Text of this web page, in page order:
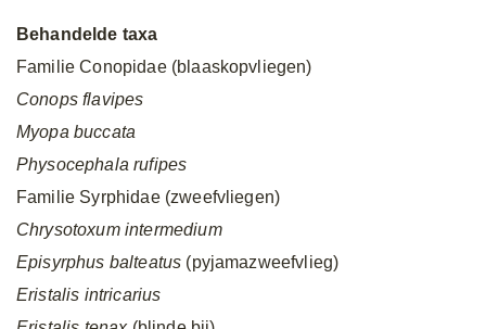
Behandelde taxa
Familie Conopidae (blaaskopvliegen)
Conops flavipes
Myopa buccata
Physocephala rufipes
Familie Syrphidae (zweefvliegen)
Chrysotoxum intermedium
Episyrphus balteatus (pyjamazweefvlieg)
Eristalis intricarius